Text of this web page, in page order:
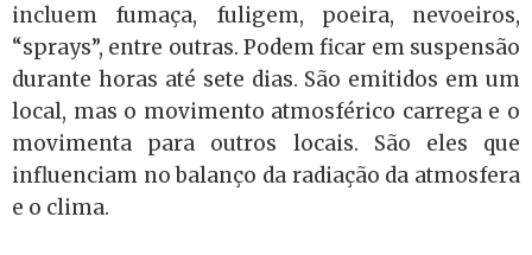
incluem fumaça, fuligem, poeira, nevoeiros,
“sprays”, entre outras. Podem ficar em suspensão
durante horas até sete dias. São emitidos em um
local, mas o movimento atmosférico carrega e o
movimenta para outros locais. São eles que
influenciam no balanço da radiação da atmosfera
e o clima.